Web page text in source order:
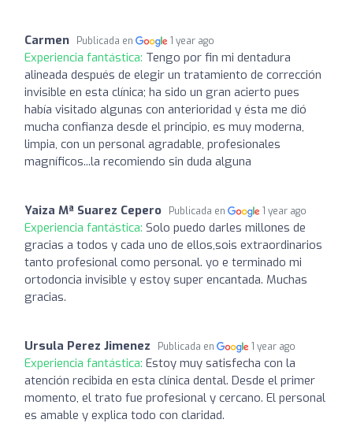
Carmen Publicada en 1 year ago
Experiencia fantástica: Tengo por fin mi dentadura
alineada después de elegir un tratamiento de corrección
invisible en esta clínica; ha sido un gran acierto pues
había visitado algunas con anterioridad y ésta me dió
mucha confianza desde el principio, es muy moderna,
limpia, con un personal agradable, profesionales
magníficos...la recomiendo sin duda alguna
Yaiza Mª Suarez Cepero Publicada en 1 year ago
Experiencia fantástica: Solo puedo darles millones de
gracias a todos y cada uno de ellos,sois extraordinarios
tanto profesional como personal. yo e terminado mi
ortodoncia invisible y estoy super encantada. Muchas
gracias.
Ursula Perez Jimenez Publicada en 1 year ago
Experiencia fantástica: Estoy muy satisfecha con la
atención recibida en esta clínica dental. Desde el primer
momento, el trato fue profesional y cercano. El personal
es amable y explica todo con claridad.